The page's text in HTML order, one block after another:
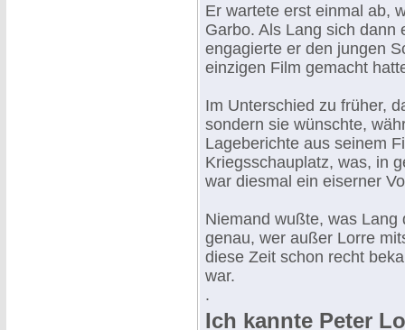
Er wartete erst einmal ab,
Garbo. Als Lang sich dann
engagierte er den jungen
einzigen Film gemacht
Im Unterschied zu früher,
sondern sie wünschte,
Lageberichte aus seinem
Kriegsschauplatz, was, in
war diesmal ein eiserner
Niemand wußte, was
genau, wer außer Lorre
diese Zeit schon recht
war.
.
Ich kannte Peter